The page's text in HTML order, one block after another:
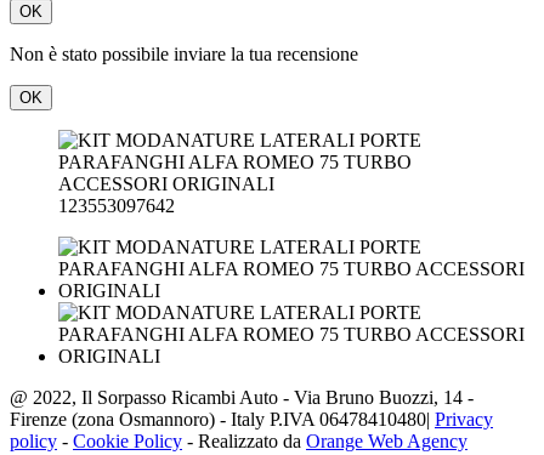
OK
Non è stato possibile inviare la tua recensione
OK
123553097642
@ 2022, Il Sorpasso Ricambi Auto - Via Bruno Buozzi, 14 -
Firenze (zona Osmannoro) - Italy P.IVA 06478410480| Privacy
policy - Cookie Policy - Realizzato da Orange Web Agency